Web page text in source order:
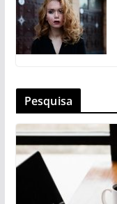
Pesquisa